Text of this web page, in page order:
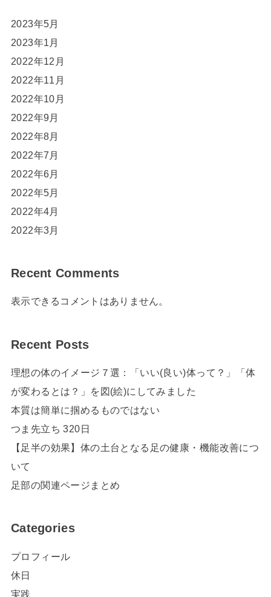
2023年5月
2023年1月
2022年12月
2022年11月
2022年10月
2022年9月
2022年8月
2022年7月
2022年6月
2022年5月
2022年4月
2022年3月
Recent Comments
表示できるコメントはありません。
Recent Posts
理想の体のイメージ７選：「いい(良い)体って？」「体
が変わるとは？」を図(絵)にしてみました
本質は簡単に掴めるものではない
つま先立ち 320日
【足半の効果】体の土台となる足の健康・機能改善につ
いて
足部の関連ページまとめ
Categories
プロフィール
休日
実践